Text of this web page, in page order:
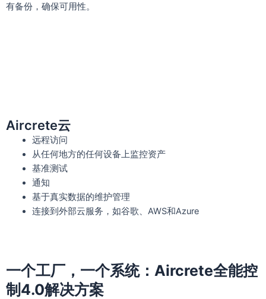
有备份，确保可用性。
Aircrete云
远程访问
从任何地方的任何设备上监控资产
基准测试
通知
基于真实数据的维护管理
连接到外部云服务，如谷歌、AWS和Azure
一个工厂，一个系统： Aircrete全能控
制 4.0解决方案